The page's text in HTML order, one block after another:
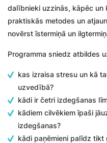
dalībnieki uzzinās, kāpēc
praktiskās metodes un
novērst īstermiņā un
Programma sniedz atbildes
kas izraisa stresu un kā
uzvedībā?
kādi ir četri izdegšanas
kādiem cilvēkiem īpaši
izdegšanas?
kādi paņēmieni palīdz tikt